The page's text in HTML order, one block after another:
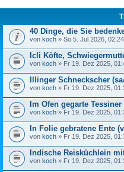
40 Dinge, die Sie
von koch » So 5. Jul 2026,
Icli Köfte,
von koch » Fr 19. Dez 2025,
Illinger Schneckscher
von koch » Fr 19. Dez 2025,
Im Ofen gegarte
von koch » Fr 19. Dez 2025,
In Folie gebratene Ente
von koch » Fr 19. Dez 2025,
Indische Reisküchlein
von koch » Fr 19. Dez 2025,